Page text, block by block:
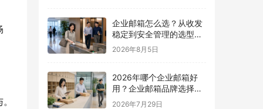
企业邮箱怎么选？从收发
稳定到安全管理的选型指
南
2026年8月5日
2026年哪个企业邮箱好
用？企业邮箱品牌选择指
南
2026年7月29日